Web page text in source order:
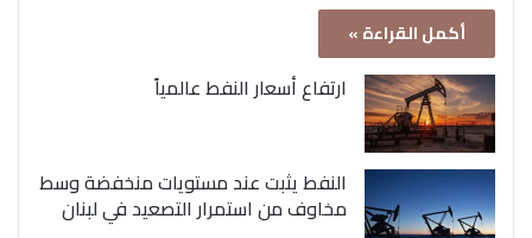
أكمل القراءة »
ارتفاع أسعار النفط عالمياً
النفط يثبت عند مستويات منخفضة وسط
مخاوف من استمرار التصعيد في لبنان